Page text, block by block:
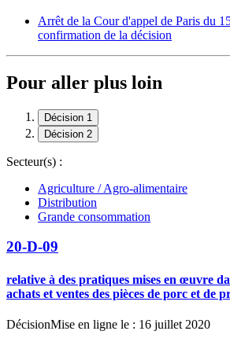
Arrêt de la Cour d'appel de Paris du
confirmation de la décision
Pour aller plus loin
Décision 1
Décision 2
Secteur(s) :
Agriculture / Agro-alimentaire
Distribution
Grande consommation
20-D-09
relative à des pratiques mises en œuvre
achats et ventes des pièces de porc et de
DécisionMise en ligne le : 16 juillet 2020